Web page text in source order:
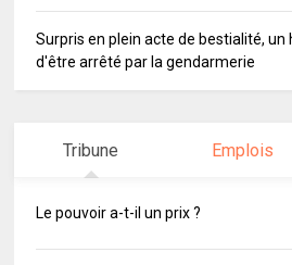
Surpris en plein acte de bestialité,
d'être arrêté par la gendarmerie
Tribune Emplois
Le pouvoir a-t-il un prix ?